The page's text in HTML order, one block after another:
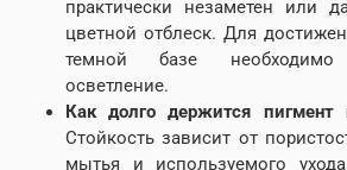
практически незаметен или
цветной отблеск. Для
темной базе необходимо
осветление.
Как долго держится пигмент
Стойкость зависит от
мытья и используемого